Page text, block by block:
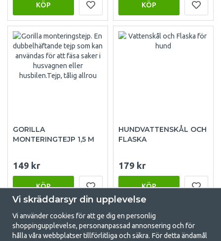
KÖP KÖP
GORILLA
MONTERINGTEJP 1,5 M
149 kr
KÖP
HUNDVATTENSKÅL OCH
FLASKA
179 kr
KÖP
Vi skräddarsyr din upplevelse
Vi använder cookies för att ge dig en personlig
shoppingupplevelse, personanpassad annonsering och för
hålla våra webbplatser tillförlitliga och säkra. För detta ändamål